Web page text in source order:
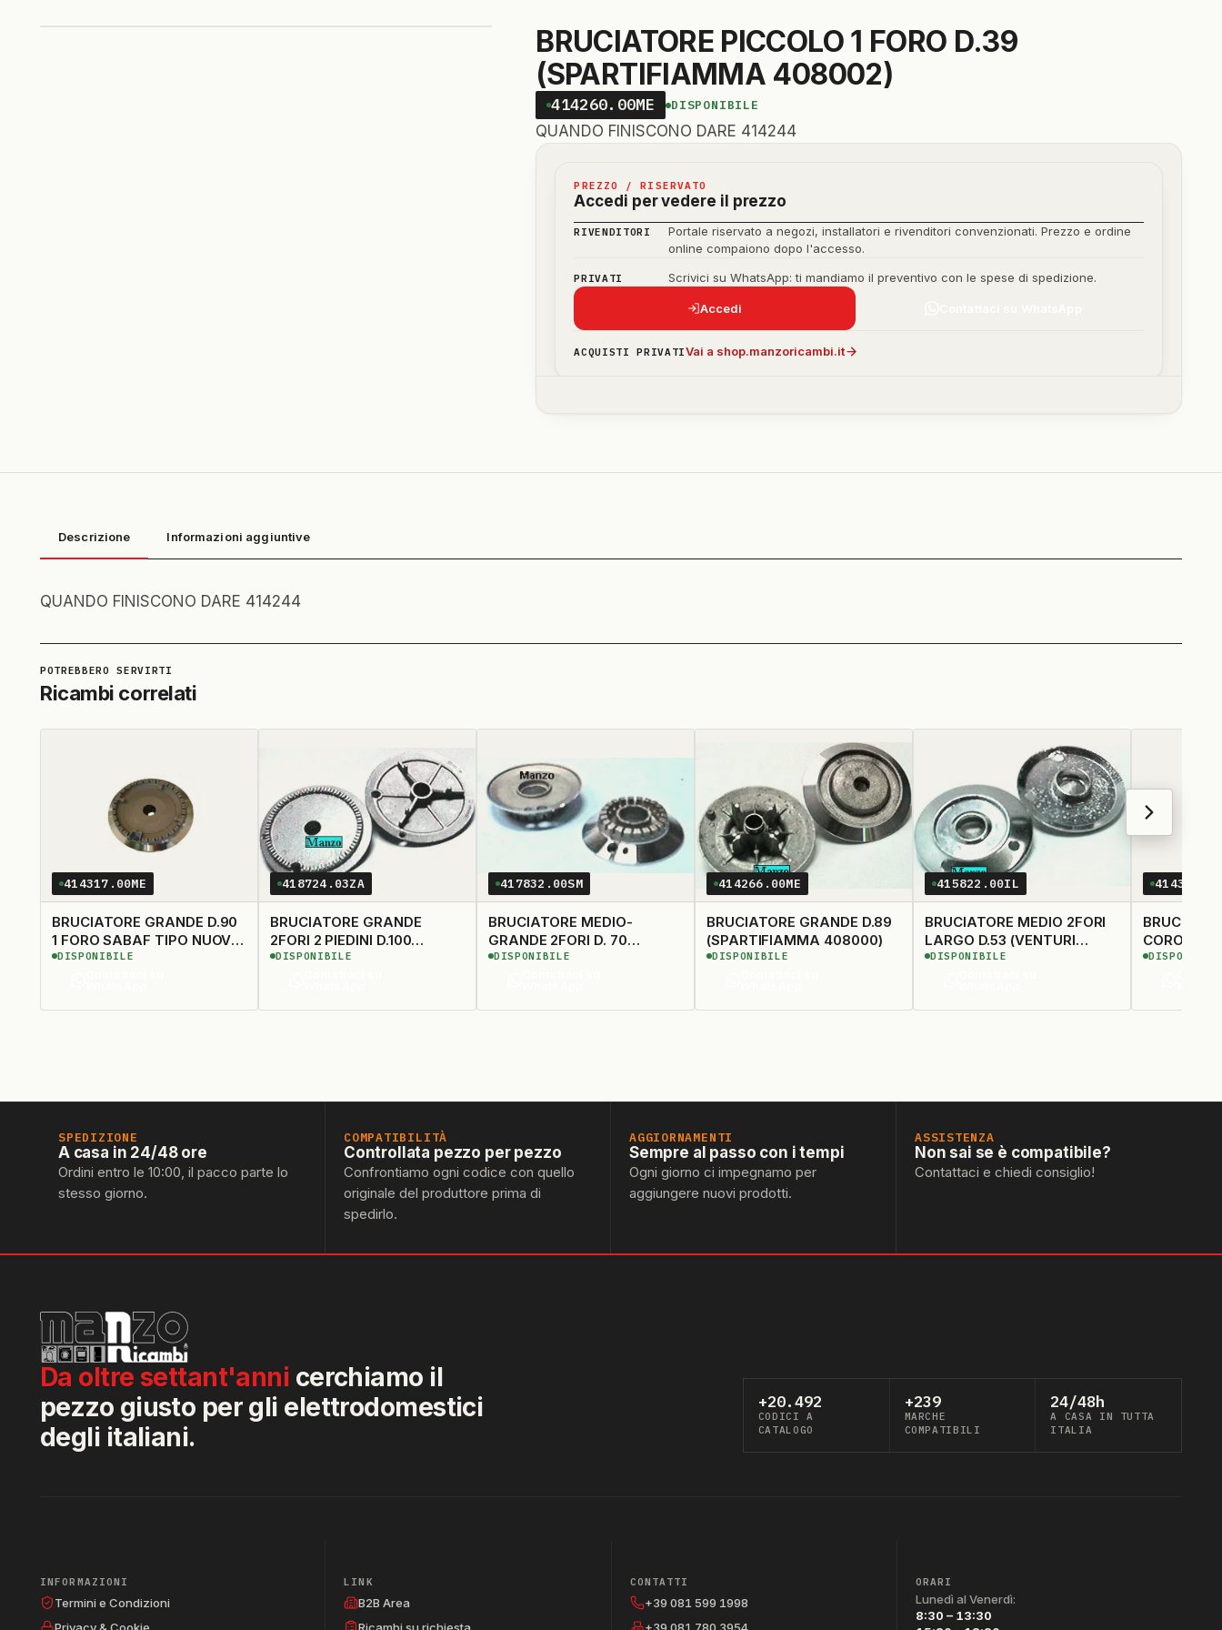
BRUCIATORE PICCOLO 1 FORO D.39
(SPARTIFIAMMA 408002)
414260.00ME DISPONIBILE
QUANDO FINISCONO DARE 414244
PREZZO / RISERVATO
Accedi per vedere il prezzo
RIVENDITORI
Portale riservato a negozi, installatori e rivenditori convenzionati. Prezzo e ordine
online compaiono dopo l'accesso.
PRIVATI Scrivici su WhatsApp: ti mandiamo il preventivo con le spese di spedizione.
Accedi
ACQUISTI PRIVATIVai a shop.manzoricambi.it
Descrizione Informazioni aggiuntive
QUANDO FINISCONO DARE 414244
Ricambi correlati
414317.00ME
BRUCIATORE GRANDE D.90
1 FORO SABAF TIPO NUOVO
(CAPPELLOTTO 400611)
DISPONIBILE
418724.03ZA
BRUCIATORE GRANDE
2FORI 2 PIEDINI D.100
(CAPPELLOTTO 409660)
DISPONIBILE
417832.00SM
BRUCIATORE MEDIO-
GRANDE 2FORI D. 70
(CAPPELLOTTO 407820)
DISPONIBILE
414266.00ME
BRUCIATORE GRANDE D.89
(SPARTIFIAMMA 408000)
DISPONIBILE
415822.00IL
BRUCIATORE MEDIO 2FORI
LARGO D.53 (VENTURI
415859 - CAPPELLOTTO
DISPONIBILE
CORONA
SPEDIZIONE
A casa in 24/48 ore
Ordini entro le 10:00, il pacco parte lo
stesso giorno.
COMPATIBILITÀ
Controllata pezzo per pezzo
Confrontiamo ogni codice con quello
originale del produttore prima di
spedirlo.
AGGIORNAMENTI
Sempre al passo con i tempi
Ogni giorno ci impegnamo per
aggiungere nuovi prodotti.
ASSISTENZA
Non sai se è compatibile?
Contattaci e chiedi consiglio!
Da oltre settant'anni cerchiamo il
pezzo giusto per gli elettrodomestici
degli italiani.
+20.492
CODICI A
CATALOGO
+239
MARCHE
COMPATIBILI
24/48h
A CASA IN TUTTA
ITALIA
INFORMAZIONI
Termini e Condizioni
Privacy & Cookie
LINK
B2B Area
Ricambi su richiesta
CONTATTI
+39 081 599 1998
+39 081 780 3954
ORARI
Lunedì al Venerdì:
8:30 – 13:30